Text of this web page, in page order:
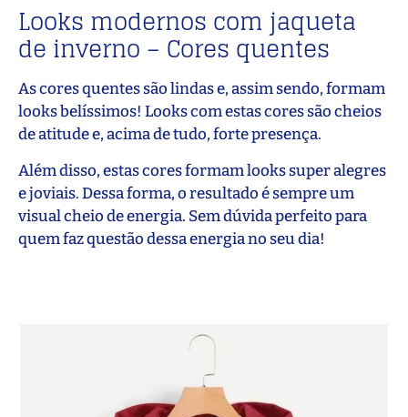
Looks modernos com jaqueta
de inverno – Cores quentes
As cores quentes são lindas e, assim sendo, formam
looks belíssimos! Looks com estas cores são cheios
de atitude e, acima de tudo, forte presença.
Além disso, estas cores formam looks super alegres
e joviais. Dessa forma, o resultado é sempre um
visual cheio de energia. Sem dúvida perfeito para
quem faz questão dessa energia no seu dia!